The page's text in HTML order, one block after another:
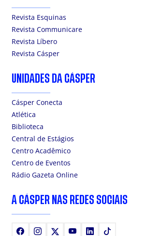
Revista Esquinas
Revista Communicare
Revista Líbero
Revista Cásper
UNIDADES DA CÁSPER
Cásper Conecta
Atlética
Biblioteca
Central de Estágios
Centro Acadêmico
Centro de Eventos
Rádio Gazeta Online
A CÁSPER NAS REDES SOCIAIS
FacebookInstagram YoutubeLinkedIn